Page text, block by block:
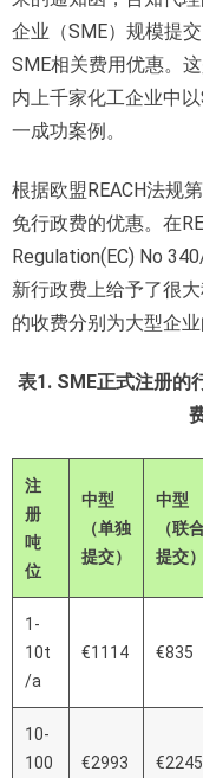
企业（SME）规模提
SME相关费用优惠。
内上千家化工企业中
一成功案例。
根据欧盟REACH法规
免行政费的优惠。在
Regulation(EC) No
新行政费上给予了很
的收费分别为大型企
表1. SME正式注册的
注
册
吨
位
中型
（单独
提交）
中型
（联
提交）
1-
10t
/a
€1114 €835
10-
100
€2993 €2245